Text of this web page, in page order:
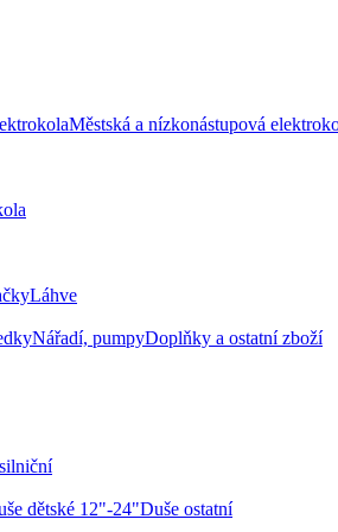
Městská a nízkonástupová
Láhve
Nářadí, pumpyDoplňky a ostatní zboží
dětské 12"-24"Duše ostatní